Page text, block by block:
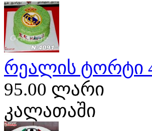
რეალის ტორტი
95.00 ლარი
კალათაში